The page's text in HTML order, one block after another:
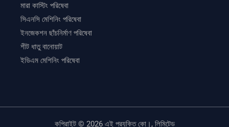
মারা কাস্টিং পরিষেবা
সিএনসি মেশিনিং পরিষেবা
ইনজেকশন ছাঁচনির্মাণ পরিষেবা
শীট ধাতু বানোয়াট
ইডিএম মেশিনিং পরিষেবা
কপিরাইট © 2026 এই প্রযুক্তি কো।, লিমিটেড